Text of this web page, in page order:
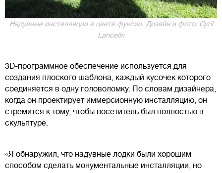
Надувные инсталляции в цвете фуксии. Дизайн и фото: Cyril
Lancelin
3D-программное обеспечение используется для
создания плоского шаблона, каждый кусочек которого
соединяется в одну головоломку. По словам дизайнера,
когда он проектирует иммерсионную инсталляцию, он
стремится к тому, чтобы посетитель был полностью в
скульптуре.
«Я обнаружил, что надувные лодки были хорошим
способом сделать монументальные инсталляции, но